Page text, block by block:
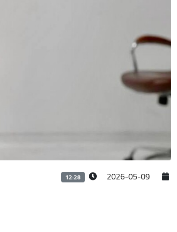
2026-05-09
12:28